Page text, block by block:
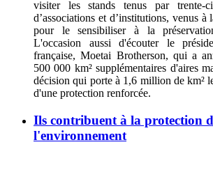
visiter les stands tenus par trente-
d’associations et d’institutions, venus
pour le sensibiliser à la
L'occasion aussi d'écouter le
française, Moetai Brotherson, qui a
500 000 km² supplémentaires d'aires
décision qui porte à 1,6 million de km²
d'une protection renforcée.
Ils contribuent à la protection
l'environnement